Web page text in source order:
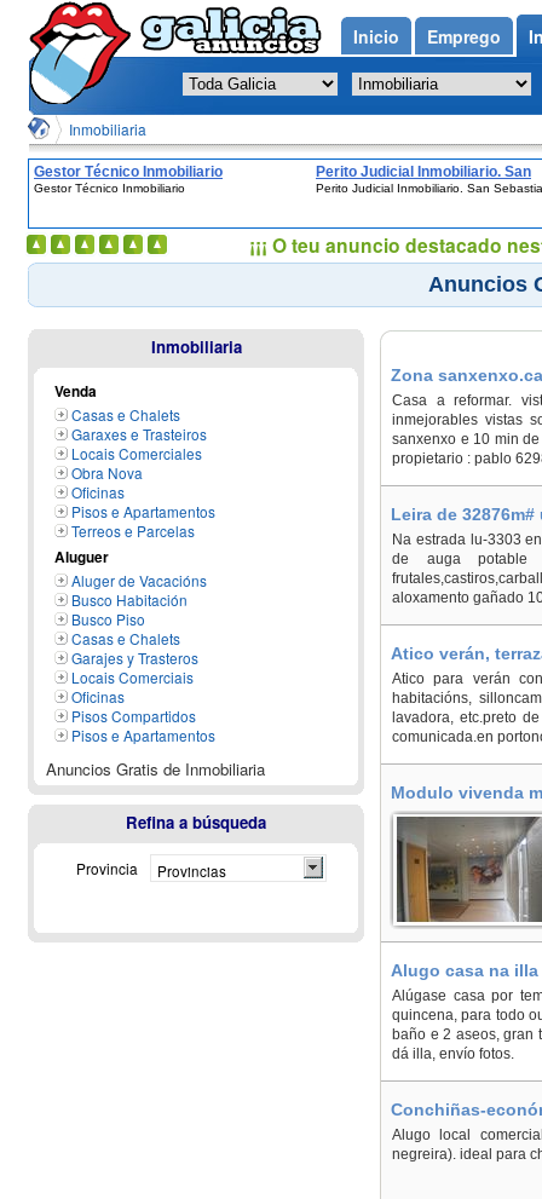
Inmobiliaria
Gestor Técnico Inmobiliario
Gestor Técnico Inmobiliario
Perito Judicial Inmobiliario. San
Sebastian
Perito Judicial Inmobiliario. San
Anuncios
Zona
Casa a reformar.
inmejorables vistas
sanxenxo e 10 min
propietario : pablo
Leira de
Na estrada lu-3303
de auga potable
aloxamento gañado
Atico verán,
Atico para verán
habitacións,
lavadora, etc.preto
comunicada.en
Modulo vivenda
Alugo casa na
Alúgase casa por
quincena, para todo
baño e 2 aseos, gran
dá illa, envío fotos.
Conchiñas-
Alugo local
negreira). ideal para
Inmobiliaria
Venda
Casas e Chalets
Garaxes e Trasteiros
Locais Comerciales
Obra Nova
Oficinas
Pisos e Apartamentos
Terreos e Parcelas
Aluguer
Aluger de Vacacións
Busco Habitación
Busco Piso
Casas e Chalets
Garajes y Trasteros
Locais Comerciais
Oficinas
Pisos Compartidos
Pisos e Apartamentos
Anuncios Gratis de Inmobiliaria
Refina a búsqueda
Provincia Provincias
Inicio Emprego
¡¡¡ O teu anuncio destacado